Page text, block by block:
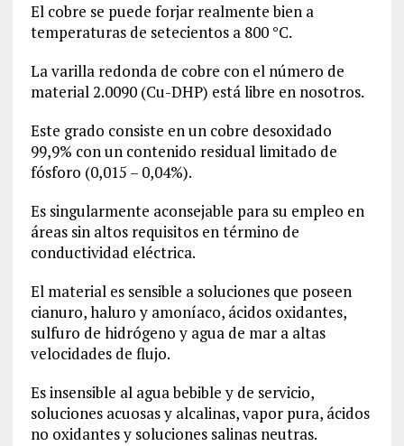
El cobre se puede forjar realmente bien a
temperaturas de setecientos a 800 °C.
La varilla redonda de cobre con el número de
material2.0090(Cu-DHP) está libre en nosotros.
Este grado consiste en un cobre desoxidado
99,9% con un contenido residual limitado de
fósforo (0,015 – 0,04%).
Es singularmente aconsejable para su empleo en
áreas sin altos requisitos en término de
conductividad eléctrica.
El material es sensible a soluciones que poseen
cianuro, haluro y amoníaco, ácidos oxidantes,
sulfuro de hidrógeno y agua de mar a altas
velocidades de flujo.
Es insensible al agua bebible y de servicio,
soluciones acuosas y alcalinas, vapor pura, ácidos
no oxidantes y soluciones salinas neutras.